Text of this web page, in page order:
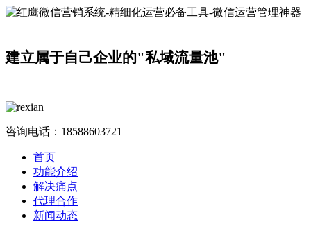
建立属于自己企业的"私域流量池"
咨询电话： 18588603721
首页
功能介绍
解决痛点
代理合作
新闻动态